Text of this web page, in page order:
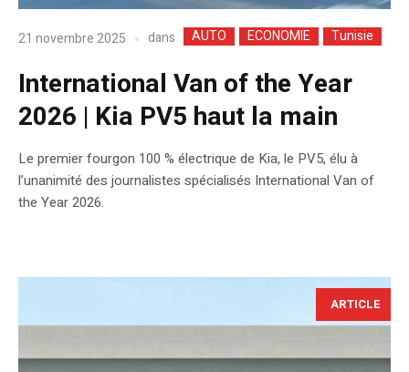
21 novembre 2025 dans AUTO ECONOMIE Tunisie
International Van of the Year
2026 | Kia PV5 haut la main
Le premier fourgon 100 % électrique de Kia, le PV5, élu à
l’unanimité des journalistes spécialisés International Van of
the Year 2026.
ARTICLE